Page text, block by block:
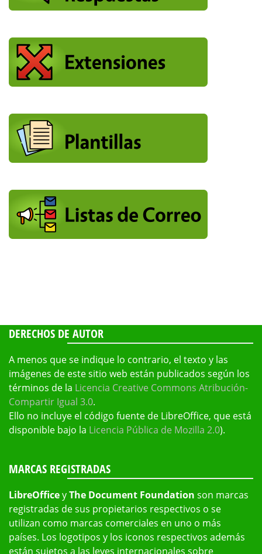
DERECHOS DE AUTOR
A menos que se indique lo contrario, el texto y las
imágenes de este sitio web están publicados según los
términos de la Licencia Creative Commons Atribución-
Compartir Igual 3.0.
Ello no incluye el código fuente de LibreOffice, que está
disponible bajo la Licencia Pública de Mozilla 2.0).
MARCAS REGISTRADAS
LibreOfficeyThe Document Foundation son marcas
registradas de sus propietarios respectivos o se
utilizan como marcas comerciales en uno o más
países. Los logotipos y los iconos respectivos además
están sujetos a las leyes internacionales sobre